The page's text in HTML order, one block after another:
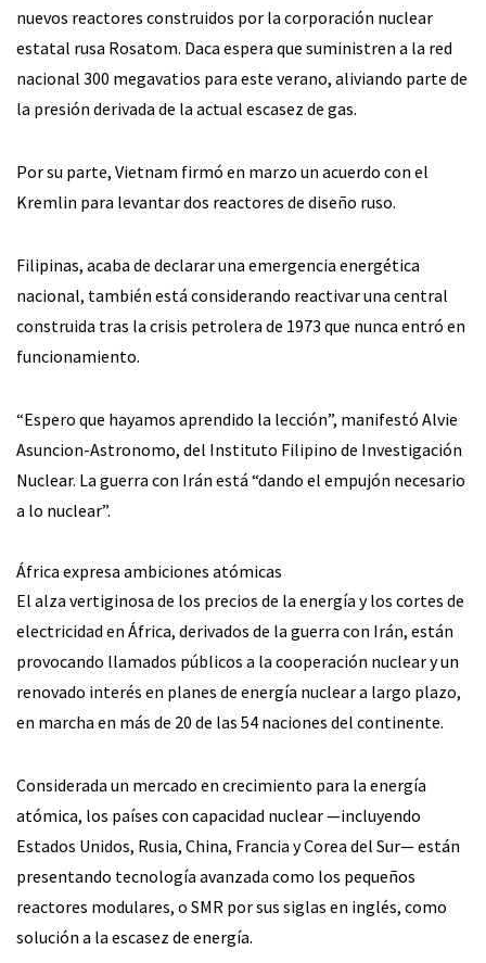
nuevos reactores construidos por la corporación nuclear
estatal rusa Rosatom. Daca espera que suministren a la red
nacional 300 megavatios para este verano, aliviando parte de
la presión derivada de la actual escasez de gas.
Por su parte, Vietnam firmó en marzo un acuerdo con el
Kremlin para levantar dos reactores de diseño ruso.
Filipinas, acaba de declarar una emergencia energética
nacional, también está considerando reactivar una central
construida tras la crisis petrolera de 1973 que nunca entró en
funcionamiento.
“Espero que hayamos aprendido la lección”, manifestó Alvie
Asuncion-Astronomo, del Instituto Filipino de Investigación
Nuclear. La guerra con Irán está “dando el empujón necesario
a lo nuclear”.
África expresa ambiciones atómicas
El alza vertiginosa de los precios de la energía y los cortes de
electricidad en África, derivados de la guerra con Irán, están
provocando llamados públicos a la cooperación nuclear y un
renovado interés en planes de energía nuclear a largo plazo,
en marcha en más de 20 de las 54 naciones del continente.
Considerada un mercado en crecimiento para la energía
atómica, los países con capacidad nuclear —incluyendo
Estados Unidos, Rusia, China, Francia y Corea del Sur— están
presentando tecnología avanzada como los pequeños
reactores modulares, o SMR por sus siglas en inglés, como
solución a la escasez de energía.